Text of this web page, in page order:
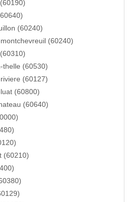
(60240)
(60240)
thelle (60530)
(60127)
(60800)
(60640)
(60210)